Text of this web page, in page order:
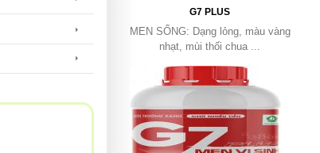
G7 PLUS
MEN SỐNG: Dạng lỏng, màu vàng
nhạt, mùi thối chua ...